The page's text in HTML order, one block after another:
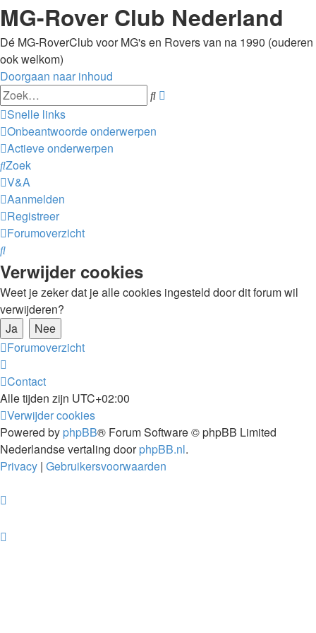
MG-Rover Club Nederland
Dé MG-RoverClub voor MG's en Rovers van na 1990 (ouderen
ook welkom)
Doorgaan naar inhoud
Zoek
Snelle links
Onbeantwoorde onderwerpen
Actieve onderwerpen
Zoek
V&A
Aanmelden
Registreer
Forumoverzicht
Zoek
Verwijder cookies
Weet je zeker dat je alle cookies ingesteld door dit forum wil
verwijderen?
Forumoverzicht
Contact
Alle tijden zijn UTC+02:00
Verwijder cookies
Powered by phpBB® Forum Software © phpBB Limited
Nederlandse vertaling doorphpBB.nl.
Privacy | Gebruikersvoorwaarden